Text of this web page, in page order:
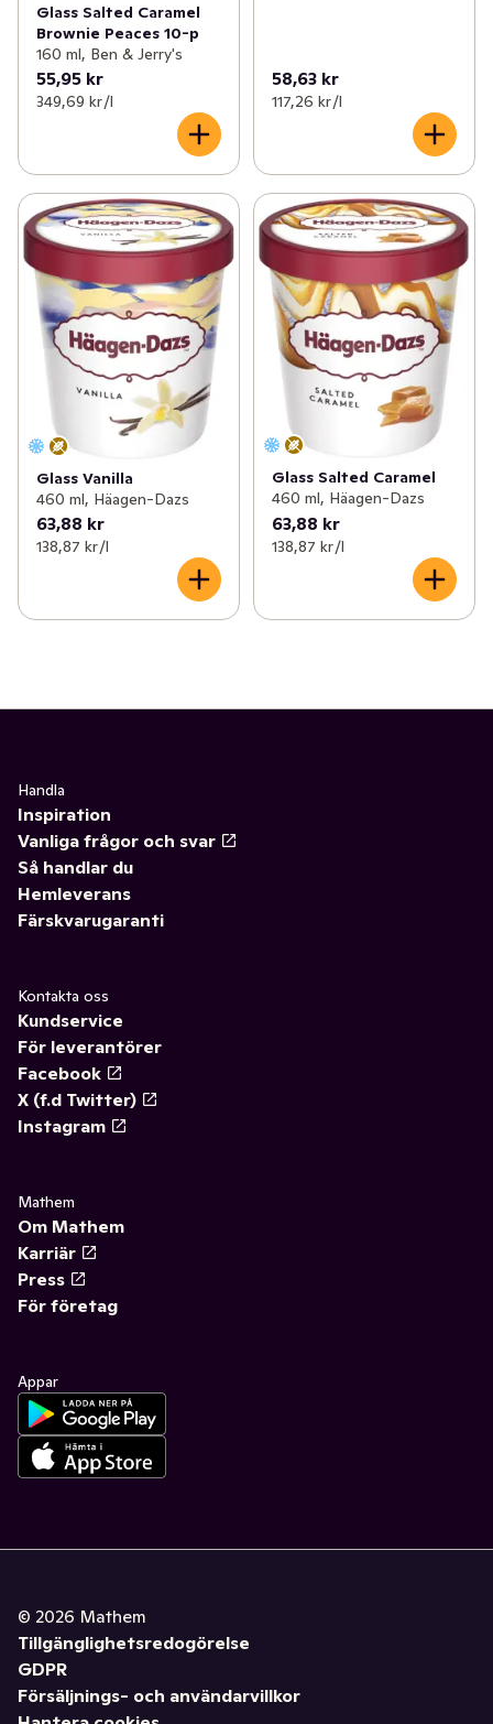
Glass Salted Caramel
Brownie Peaces 10-p
160 ml, Ben & Jerry's
55,95 kr
349,69 kr /l
58,63 kr
117,26 kr /l
Glass Vanilla
460 ml, Häagen-Dazs
63,88 kr
138,87 kr /l
Glass Salted Caramel
460 ml, Häagen-Dazs
63,88 kr
138,87 kr /l
Handla
Inspiration
Vanliga frågor och svar
Så handlar du
Hemleverans
Färskvarugaranti
Kontakta oss
Kundservice
För leverantörer
Facebook
X (f.d Twitter)
Instagram
Mathem
Om Mathem
Karriär
Press
För företag
Appar
© 2026 Mathem
Tillgänglighetsredogörelse
GDPR
Försäljnings- och användarvillkor